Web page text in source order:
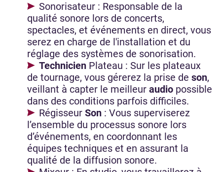
Sonorisateur : Responsable de la
qualité sonore lors de concerts,
spectacles, et événements en direct, vous
serez en charge de l'installation et du
réglage des systèmes de sonorisation.
Technicien Plateau : Sur les plateaux
de tournage, vous gérerez la prise de son,
veillant à capter le meilleur audio possible
dans des conditions parfois difficiles.
Régisseur Son : Vous superviserez
l’ensemble du processus sonore lors
d’événements, en coordonnant les
équipes techniques et en assurant la
qualité de la diffusion sonore.